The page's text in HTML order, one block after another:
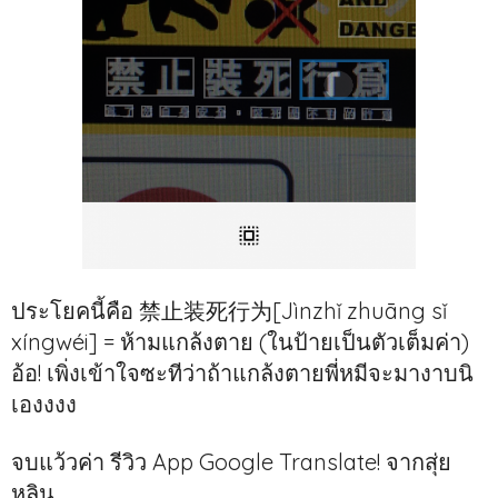
ประโยคนี้คือ 禁止装死行为[Jìnzhǐ zhuāng sǐ
xíngwéi] = ห้ามแกล้งตาย (ในป้ายเป็นตัวเต็มค่า)
อ้อ! เพิ่งเข้าใจซะทีว่าถ้าแกล้งตายพี่หมีจะมางาบนิ
เองงงง
จบแว้วค่า รีวิว App Google Translate! จากสุ่ย